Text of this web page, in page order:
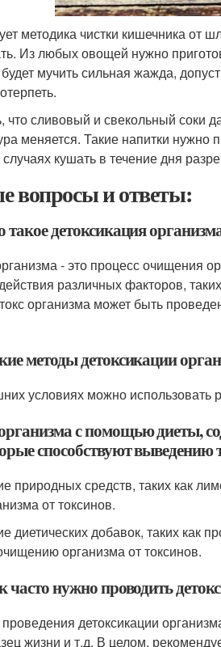
методика чистки кишечника от
Из любых овощей нужно
мучить сильная жажда,
что сливовый и свекольный
меняется. Такие напитки нужно
случаях кушать в течение дня
вопросы и ответы:
детоксикация
- это процесс очищения
различных факторов,
организма может быть
методы детоксикации
условиях можно использовать
с помощью диеты,
способствуют выведению
природных средств, таких как
от токсинов.
диетических добавок, таких как
организма от токсинов.
часто нужно проводить
детоксикации
жизни и т.д. В целом,